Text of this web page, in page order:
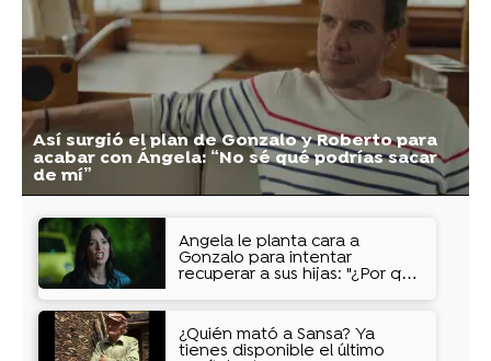
Así surgió el plan de Gonzalo y Roberto para
acabar con Ángela: “No sé qué podrías sacar
de mí”
Ángela le planta cara a
Gonzalo para intentar
recuperar a sus hijas: "¿Por qué
¿Quién mató a Sansa? Ya
tienes disponible el último